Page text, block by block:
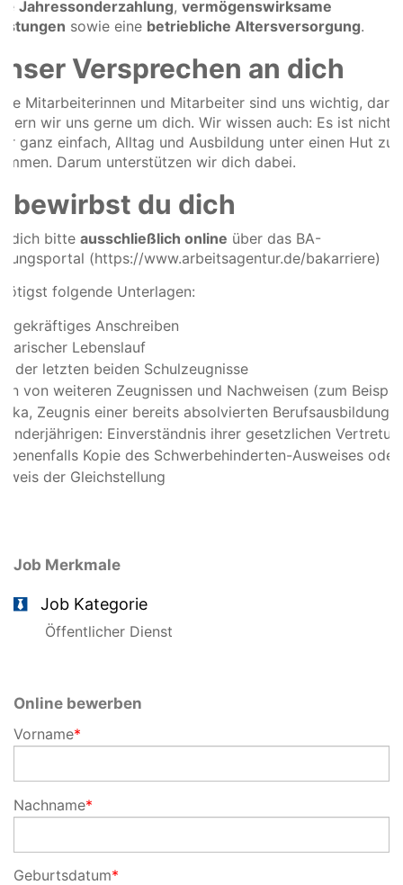
Jahressonderzahlung, vermögenswirksame
sowie eine betriebliche Altersversorgung.
Versprechen an dich
Mitarbeiterinnen und Mitarbeiter sind uns wichtig,
wir uns gerne um dich. Wir wissen auch: Es ist nicht
ganz einfach, Alltag und Ausbildung unter einen Hut zu
Darum unterstützen wir dich dabei.
bewirbst du dich
dich bitte ausschließlich online über das BA-
(https://www.arbeitsagentur.de/bakarriere)
folgende Unterlagen:
Anschreiben
Lebenslauf
der letzten beiden Schulzeugnisse
von weiteren Zeugnissen und Nachweisen (zum Beispiel
Zeugnis einer bereits absolvierten Berufsausbildung)
Einverständnis ihrer gesetzlichen
Kopie des Schwerbehinderten-Ausweises oder
der Gleichstellung
Job Merkmale
Job Kategorie
Öffentlicher Dienst
Online bewerben
Vorname*
Nachname*
Geburtsdatum*